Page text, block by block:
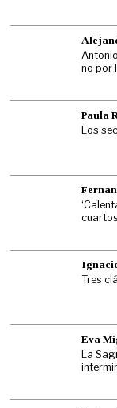
no por
Paula
Los
Tres
Eva
La